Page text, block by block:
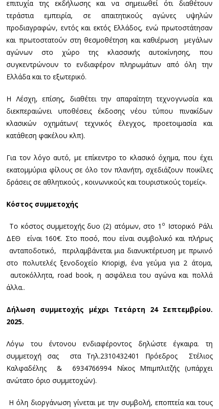
επιτυχία της εκδήλωσης και να σημειωθεί ότι διαθέτουν
τεράστια εμπειρία, σε απαιτητικούς αγώνες υψηλών
προδιαγραφών, εντός και εκτός Ελλάδος, ενώ πρωτοστάτησαν
και πρωτοστατούν στη θεσμοθέτηση και καθιέρωση μεγάλων
αγώνων στο χώρο της κλασσικής αυτοκίνησης, που
συγκεντρώνουν το ενδιαφέρον πληρωμάτων από όλη την
Ελλάδα και το εξωτερικό.
Η Λέσχη, επίσης, διαθέτει την απαραίτητη τεχνογνωσία και
διεκπεραιώνει υποθέσεις έκδοσης νέου τύπου πινακίδων
κλασικών οχημάτων( τεχνικός έλεγχος, προετοιμασία και
κατάθεση φακέλου κλπ).
Για τον λόγο αυτό, με επίκεντρο το κλασικό όχημα, που έχει
εκατομμύρια φίλους σε όλο τον πλανήτη, σχεδιάζουν ποικίλες
δράσεις σε αθλητικούς , κοινωνικούς και τουριστικούς τομείς».
Κόστος συμμετοχής
Το κόστος συμμετοχής δυο (2) ατόμων, στο 1 ο Ιστορικό Ράλι
ΔΕΘ είναι 160€. Στο ποσό, που είναι συμβολικό και πλήρως
ανταποδοτικό, περιλαμβάνεται μια διανυκτέρευση με πρωινό
στο πολυτελές ξενοδοχείο Kriopigi, ένα γεύμα για 2 άτομα,
αυτοκόλλητα, road book, η ασφάλεια του αγώνα και πολλά
άλλα..
Δήλωση συμμετοχής μέχρι Τετάρτη24 Σεπτεμβρίου.
2025.
Λόγω του έντονου ενδιαφέροντος δηλώστε έγκαιρα. τη
συμμετοχή σας στα Τηλ.2310432401 Πρόεδρος Στέλιος
Καλφαδέλης & 6934766994 Νίκος Μπιμπλιτζής (υπάρχει
ανώτατο όριο συμμετοχών).
Η όλη διοργάνωση γίνεται με την συμβολή, εποπτεία και τους